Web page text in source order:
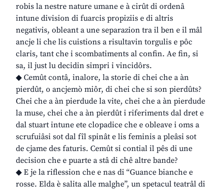
robis la nestre nature umane e à cirût di ordenâ
intune division di fuarcis propiziis e di altris
negativis, obleant a une separazion tra il ben e il mâl
ancje li che lis cuistions a risultavin torgulis e pôc
claris, tant che i scombatiments al confin. Ae fin, si
sa, il just lu decidin simpri i vincidôrs.
◆ Cemût contâ, inalore, la storie di chei che a àn
pierdût, o ancjemò miôr, di chei che si son pierdûts?
Chei che a àn pierdude la vite, chei che a àn pierdude
la muse, chei che a àn pierdût i riferiments dal dret e
dal stuart intune ete clopadice che e obleave i oms a
scrufuiâsi sot dal fîl spinât e lis feminis a pleâsi sot
de cjame des faturis. Cemût si contial il pês di une
decision che e puarte a stâ di chê altre bande?
◆ E je la riflession che e nas di “Guance bianche e
rosse. Elda è salita alle malghe”, un spetacul teatrâl di